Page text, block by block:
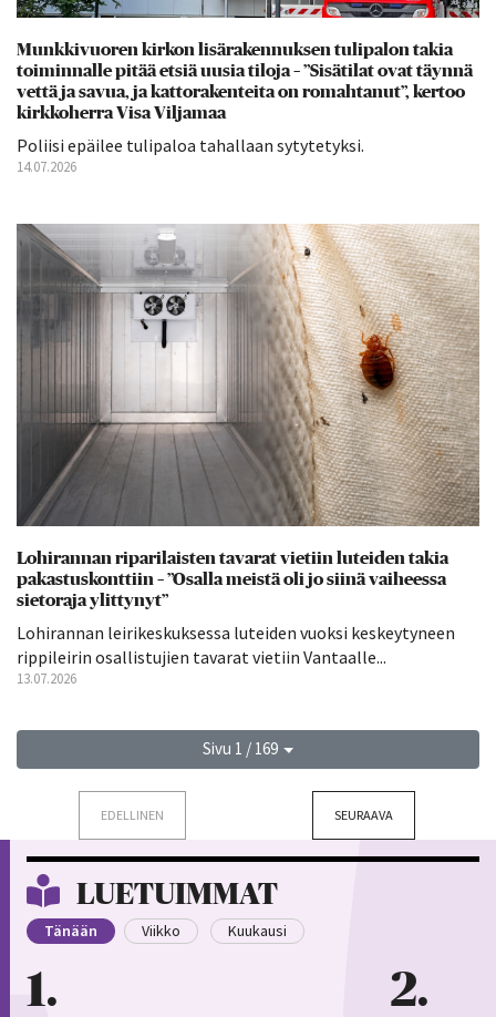
Munkkivuoren kirkon lisärakennuksen tulipalon takia
toiminnalle pitää etsiä uusia tiloja – ”Sisätilat ovat täynnä
vettä ja savua, ja kattorakenteita on romahtanut”, kertoo
kirkkoherra Visa Viljamaa
Poliisi epäilee tulipaloa tahallaan sytytetyksi.
14.07.2026
Lohirannan riparilaisten tavarat vietiin luteiden takia
pakastuskonttiin – ”Osalla meistä oli jo siinä vaiheessa
sietoraja ylittynyt”
Lohirannan leirikeskuksessa luteiden vuoksi keskeytyneen
rippileirin osallistujien tavarat vietiin Vantaalle...
13.07.2026
Sivu 1 / 169
EDELLINEN SEURAAVA
LUETUIMMAT
Tänään Viikko Kuukausi
1 2